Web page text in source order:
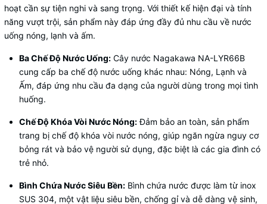
hoạt cần sự tiện nghi và sang trọng. Với thiết kế hiện đại và tính
năng vượt trội, sản phẩm này đáp ứng đầy đủ nhu cầu về nước
uống nóng, lạnh và ấm.
Ba Chế Độ Nước Uống: Cây nước Nagakawa NA-LYR66B
cung cấp ba chế độ nước uống khác nhau: Nóng, Lạnh và
Ấm, đáp ứng nhu cầu đa dạng của người dùng trong mọi tình
huống.
Chế Độ Khóa Vòi Nước Nóng: Đảm bảo an toàn, sản phẩm
trang bị chế độ khóa vòi nước nóng, giúp ngăn ngừa nguy cơ
bỏng rát và bảo vệ người sử dụng, đặc biệt là các gia đình có
trẻ nhỏ.
Bình Chứa Nước Siêu Bền: Bình chứa nước được làm từ inox
SUS 304, một vật liệu siêu bền, chống gỉ và dễ dàng vệ sinh,